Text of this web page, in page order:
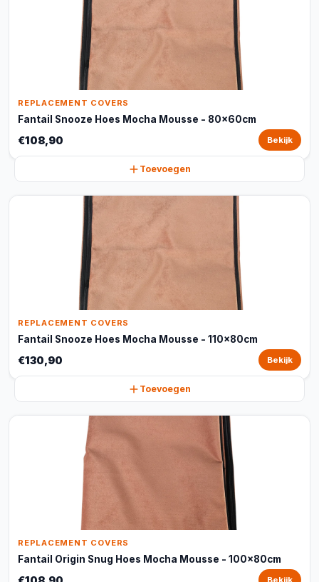
REPLACEMENT COVERS
Fantail Snooze Hoes Mocha Mousse - 80x60cm
€108,90 Bekijk
Toevoegen
REPLACEMENT COVERS
Fantail Snooze Hoes Mocha Mousse - 110x80cm
€130,90 Bekijk
Toevoegen
REPLACEMENT COVERS
Fantail Origin Snug Hoes Mocha Mousse - 100x80cm
Bekijk